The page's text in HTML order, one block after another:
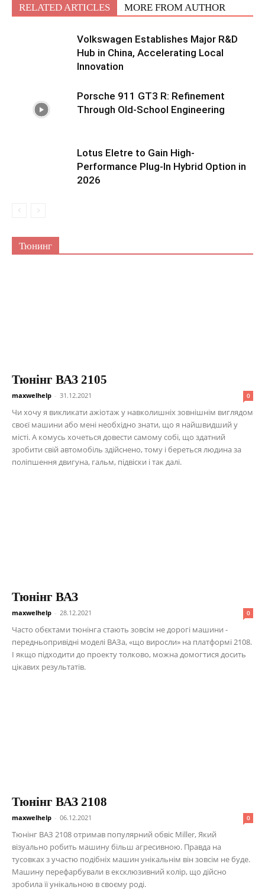
RELATED ARTICLES MORE FROM AUTHOR
Volkswagen Establishes Major R&D
Hub in China, Accelerating Local
Innovation
Porsche 911 GT3 R: Refinement
Through Old-School Engineering
Lotus Eletre to Gain High-
Performance Plug-In Hybrid Option in
2026
Тюнинг
Тюнінг ВАЗ 2105
maxwelhelp - 31.12.2021 0
Чи хочу я викликати ажіотаж у навколишніх зовнішнім виглядом
своєї машини або мені необхідно знати, що я найшвидший у
місті. А комусь хочеться довести самому собі, що здатний
зробити свій автомобіль здійснено, тому і береться людина за
поліпшення двигуна, гальм, підвіски і так далі.
Тюнінг ВАЗ
maxwelhelp - 28.12.2021 0
Часто обєктами тюнінга стають зовсім не дорогі машини -
передньопривідні моделі ВАЗа, «що виросли» на платформі 2108.
І якщо підходити до проекту толково, можна домогтися досить
цікавих результатів.
Тюнінг ВАЗ 2108
maxwelhelp - 06.12.2021 0
Тюнінг ВАЗ 2108 отримав популярний обвіс Miller, Який
візуально робить машину більш агресивною. Правда на
тусовках з участю подібніх машин унікальнім він зовсім не буде.
Машину перефарбували в ексклюзивний колір, що дійсно
зробила її унікальною в своєму роді.